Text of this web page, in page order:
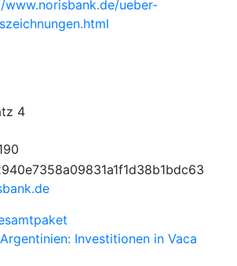
www.norisbank.de/ueber-
4
Investitionen in Vaca